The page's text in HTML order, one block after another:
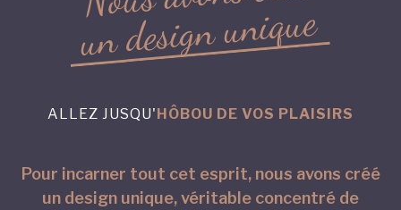
undesignunique
ALLEZ JUSQU' HÔBOU DE VOS PLAISIRS
Pour incarner tout cet esprit, nous avons créé
un design unique, véritable concentré de